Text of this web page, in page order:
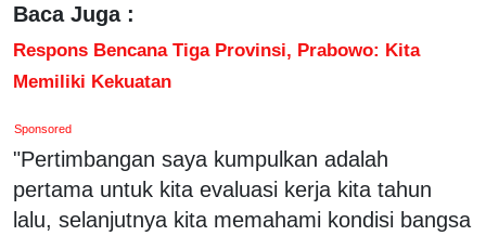
Baca Juga :
Respons Bencana Tiga Provinsi, Prabowo: Kita
Memiliki Kekuatan
Sponsored
"Pertimbangan saya kumpulkan adalah
pertama untuk kita evaluasi kerja kita tahun
lalu, selanjutnya kita memahami kondisi bangsa